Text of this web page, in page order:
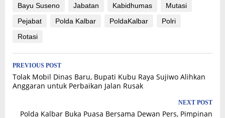
Bayu Suseno Jabatan Kabidhumas
Mutasi
Pejabat
Polda Kalbar PoldaKalbar
Polri
Rotasi
Post
navigation
PREVIOUS POST
Tolak Mobil Dinas Baru, Bupati Kubu Raya Sujiwo Alihkan
Anggaran untuk Perbaikan Jalan Rusak
NEXT POST
Polda Kalbar Buka Puasa Bersama Dewan Pers, Pimpinan